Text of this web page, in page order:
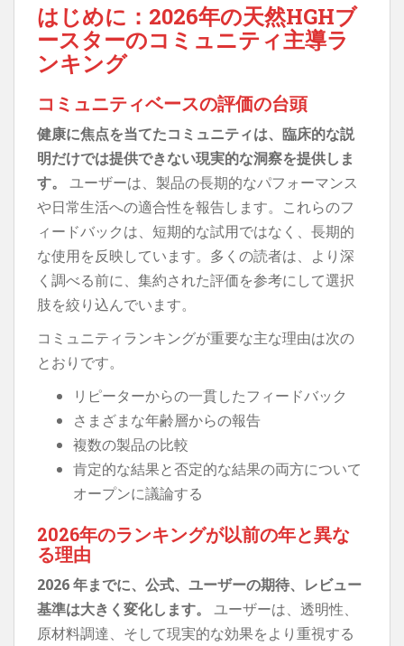
はじめに：2026年の天然HGHブ
ースターのコミュニティ主導ラ
ンキング
コミュニティベースの評価の台頭
健康に焦点を当てたコミュニティは、臨床的な説
明だけでは提供できない現実的な洞察を提供しま
す。
ユーザーは、製品の長期的なパフォーマンス
や日常生活への適合性を報告します。これらのフ
ィードバックは、短期的な試用ではなく、長期的
な使用を反映しています。多くの読者は、より深
く調べる前に、集約された評価を参考にして選択
肢を絞り込んでいます。
コミュニティランキングが重要な主な理由は次の
とおりです。
リピーターからの一貫したフィードバック
さまざまな年齢層からの報告
複数の製品の比較
肯定的な結果と否定的な結果の両方について
オープンに議論する
2026年のランキングが以前の年と異な
る理由
2026 年までに、公式、ユーザーの期待、レビュー
基準は大きく変化します。
ユーザーは、透明性、
原材料調達、そして現実的な効果をより重視する